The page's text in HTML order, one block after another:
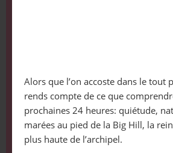
Alors que l’on accoste dans le tout
rends compte de ce que
prochaines 24 heures: quiétude,
marées au pied de la Big Hill, la
plus haute de l’archipel.